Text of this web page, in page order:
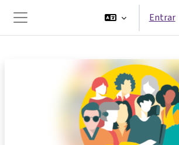
Painel lateral
Entrar